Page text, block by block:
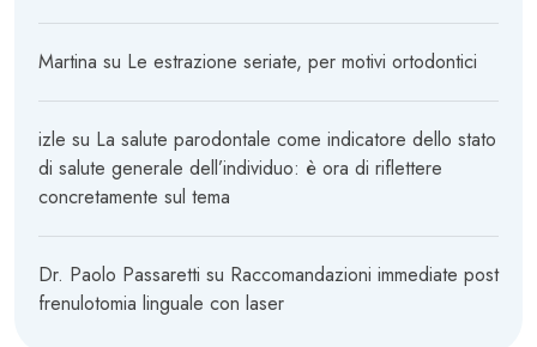
Martina su Le estrazione seriate, per motivi ortodontici
izle su La salute parodontale come indicatore dello stato
di salute generale dell’individuo: è ora di riflettere
concretamente sul tema
Dr. Paolo Passaretti su Raccomandazioni immediate post
frenulotomia linguale con laser